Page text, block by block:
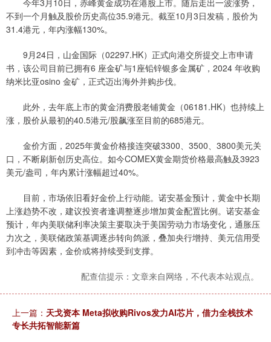
今年3月10日，赤峰黄金成功在港股上市。随后走出一波涨势，
不到一个月触及股价历史高位35.9港元。截至10月3日发稿，股价为
31.4港元，年内涨幅130%。
9月24日，山金国际（02297.HK）正式向港交所提交上市申请
书，该公司目前已拥有6 座金矿与1座铅锌银多金属矿，2024 年收购
纳米比亚osino 金矿，正式迈出海外并购步伐。
此外，去年底上市的黄金消费股老铺黄金（06181.HK）也持续上
涨，股价从最初的40.5港元/股飙涨至目前的685港元。
金价方面，2025年黄金价格接连突破3300、3500、3800美元关
口，不断刷新创历史高位。如今COMEX黄金期货价格最高触及3923
美元/盎司，年内累计涨幅超过40%。
目前，市场依旧看好金价上行动能。诺安基金预计，黄金中长期
上涨趋势不改，建议投资者逢调整逐步增加黄金配置比例。诺安基金
预计，年内美联储利率决策主要取决于美国劳动力市场变化，通胀压
力次之，美联储政策基调逐步转向鸽派，叠加央行增持、美元信用受
到冲击等因素，金价或将持续受到支撑。
配查信提示：文章来自网络，不代表本站观点。
上一篇： 天戈资本 Meta拟收购Rivos发力AI芯片，借力全栈技术
专长共拓智能新篇